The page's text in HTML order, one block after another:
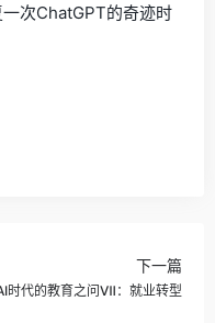
次ChatGPT的奇迹时
下一篇
时代的教育之问Ⅶ：就业转型